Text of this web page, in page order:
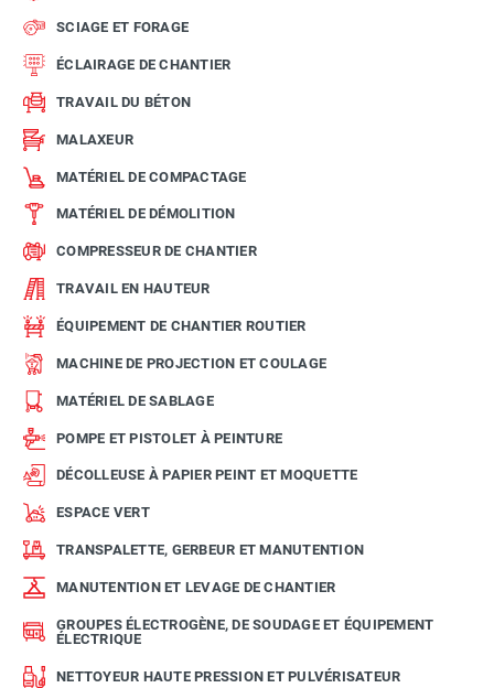
SCIAGE ET FORAGE
ÉCLAIRAGE DE CHANTIER
TRAVAIL DU BÉTON
MALAXEUR
MATÉRIEL DE COMPACTAGE
MATÉRIEL DE DÉMOLITION
COMPRESSEUR DE CHANTIER
TRAVAIL EN HAUTEUR
ÉQUIPEMENT DE CHANTIER ROUTIER
MACHINE DE PROJECTION ET COULAGE
MATÉRIEL DE SABLAGE
POMPE ET PISTOLET À PEINTURE
DÉCOLLEUSE À PAPIER PEINT ET MOQUETTE
ESPACE VERT
TRANSPALETTE, GERBEUR ET MANUTENTION
MANUTENTION ET LEVAGE DE CHANTIER
GROUPES ÉLECTROGÈNE, DE SOUDAGE ET ÉQUIPEMENT
ÉLECTRIQUE
NETTOYEUR HAUTE PRESSION ET PULVÉRISATEUR